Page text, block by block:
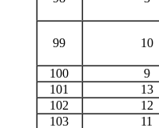
99 10
100 9
101
13
102
12
103
11